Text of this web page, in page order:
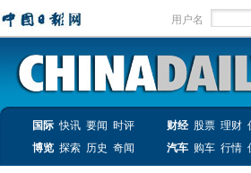
用户名
国际 快讯 要闻 时评 财经 股票 理财
博览 探索 历史 奇闻 汽车 购车 行情